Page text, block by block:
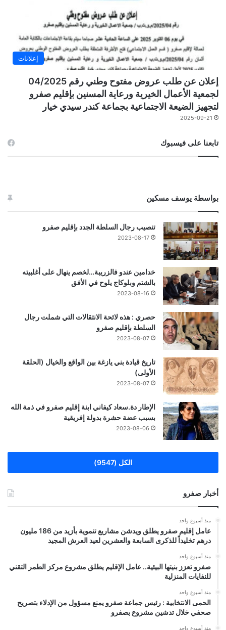
إعلانات
إعلان عن طلب عروض مفتوح وطني رقم 04/2025
لجمعية الأعمال الخيرية ورعاية المسنين بإقليم صفرو
لتجهيز الضيعة الاجتماعية بجماعة كندر سيدي خيار
2025-09-21
تابعنا على فيسبوك
بواسطة يوسف مسكين
تنصيب رجال السلطة الجدد بإقليم صفرو
2023-08-17
خدامين عندو فالزريبة…لخصم ينهال على أغلبيته
بالشتم وبلوكاج يلوح في الأفق
2023-08-16
حصري : هذه لائحة الانتقالات التي شملت رجال
السلطة بإقليم صفرو
2023-08-07
تاريخ قيادة بني يازغة بين الواقع والخيال (الحلقة
الأولى)
2023-08-07
الإطار دة.سعاد كيفاني ابنة إقليم صفرو في ذمة الله
بسبب عضة حشرة بدولة إفريقية
2023-08-06
الكل (9547)
أخبار صفرو
منذ أسبوع واحد
عامل إقليم صفرو يطلق ويدشن مشاريع تنموية بأزيد من 186 مليون
درهم تخليداً للذكرى السابعة والعشرين لعيد العرش المجيد
منذ أسبوع واحد
صفرو تعزز بنيتها البيئية.. عامل الإقليم يطلق مشروع مركز الطمر التقني
للنفايات المنزلية
منذ أسبوع واحد
الحمى الانتخابية : رئيس جماعة صفرو يمنع مسؤول من الإدلاء بتصريح
صحفي خلال تدشين مشروع بصفرو
منذ أسبوع واحد